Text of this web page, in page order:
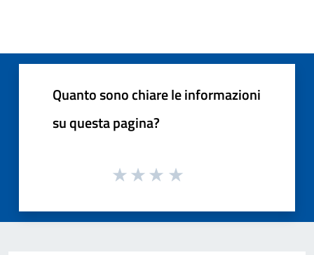
Quanto sono chiare le informazioni
su questa pagina?